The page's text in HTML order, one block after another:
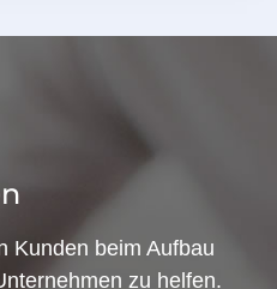
Kunden beim Aufbau
zu helfen.